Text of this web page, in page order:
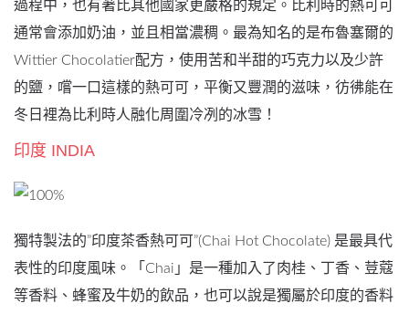
過程中，也有著比其他國家更嚴格的規定。比利時的熱可可
通常會添加奶油，並且相當濃稠。最為知名的是布魯塞爾的
Wittier Chocolatier配方，使用苦和半甜的巧克力以及少許
的鹽，嚐一口這樣的熱可可，平衡又豐潤的滋味，彷彿能在
冬日裡為比利時人融化周圍冷冽的冰雪！
印度 INDIA
獨特製法的”印度茶香熱可可”(Chai Hot Chocolate) 是最具代
表性的印度風味。「Chai」是一種加入了肉桂、丁香、荳蔻
等香料、蜂蜜及牛奶的飲品，也可以說是獨屬於印度的香料